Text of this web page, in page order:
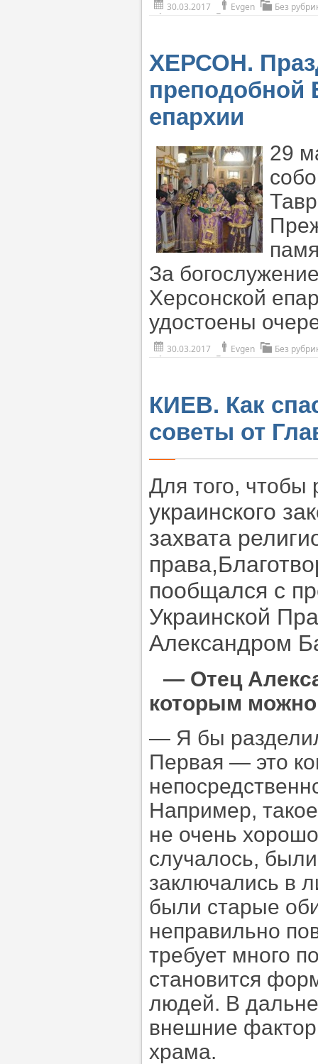
30.03.2017 Evgen Без
ХЕРСОН.
преподобной
епархии
29
За
Херсонской
удостоены
30.03.2017 Evgen Без
КИЕВ. Как
советы от
Для того, чтобы
украинского
захвата
пообщался с
Украинской
Александром
— Отец
которым можно
— Я бы
Первая — это
Например,
не очень
случалось,
заключались в
были старые
неправильно
требует много
становится
людей. В
внешние
храма.